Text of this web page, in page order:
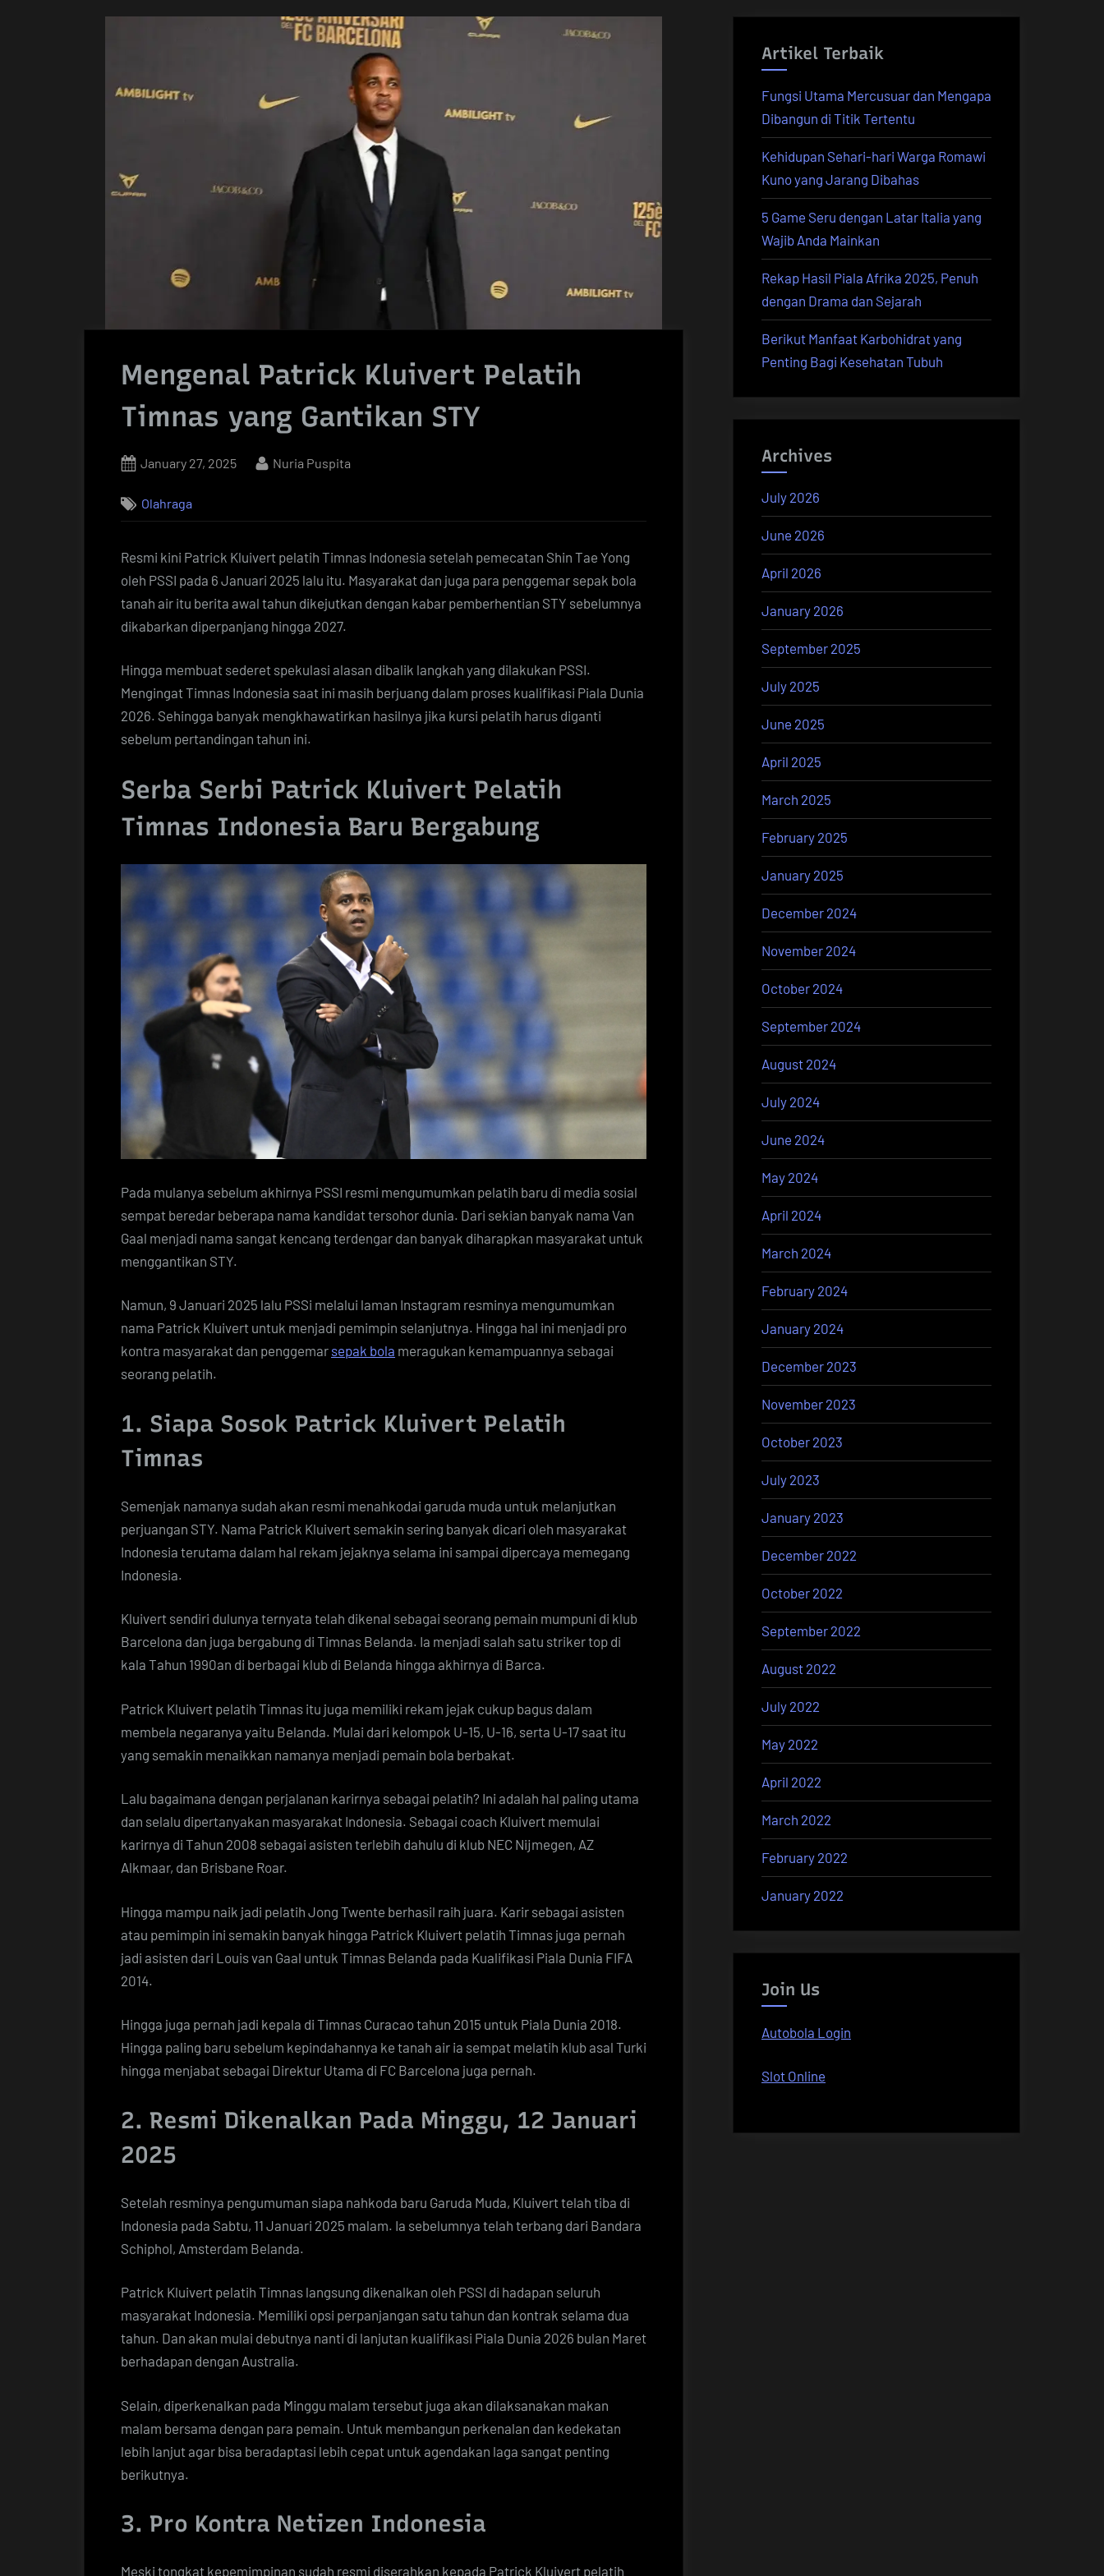
Mengenal Patrick Kluivert Pelatih
Timnas yang Gantikan STY
Posted
January 27, 2025 By
Nuria Puspita
Olahraga
Resmi kini Patrick Kluivert pelatih Timnas Indonesia setelah pemecatan Shin Tae Yong
oleh PSSI pada 6 Januari 2025 lalu itu. Masyarakat dan juga para penggemar sepak bola
tanah air itu berita awal tahun dikejutkan dengan kabar pemberhentian STY sebelumnya
dikabarkan diperpanjang hingga 2027.
Hingga membuat sederet spekulasi alasan dibalik langkah yang dilakukan PSSI.
Mengingat Timnas Indonesia saat ini masih berjuang dalam proses kualifikasi Piala Dunia
2026. Sehingga banyak mengkhawatirkan hasilnya jika kursi pelatih harus diganti
sebelum pertandingan tahun ini.
Serba Serbi Patrick Kluivert Pelatih
Timnas Indonesia Baru Bergabung
Pada mulanya sebelum akhirnya PSSI resmi mengumumkan pelatih baru di media sosial
sempat beredar beberapa nama kandidat tersohor dunia. Dari sekian banyak nama Van
Gaal menjadi nama sangat kencang terdengar dan banyak diharapkan masyarakat untuk
menggantikan STY.
Namun, 9 Januari 2025 lalu PSSi melalui laman Instagram resminya mengumumkan
nama Patrick Kluivert untuk menjadi pemimpin selanjutnya. Hingga hal ini menjadi pro
kontra masyarakat dan penggemar sepak bola meragukan kemampuannya sebagai
seorang pelatih.
1. Siapa Sosok Patrick Kluivert Pelatih
Timnas
Semenjak namanya sudah akan resmi menahkodai garuda muda untuk melanjutkan
perjuangan STY. Nama Patrick Kluivert semakin sering banyak dicari oleh masyarakat
Indonesia terutama dalam hal rekam jejaknya selama ini sampai dipercaya memegang
Indonesia.
Kluivert sendiri dulunya ternyata telah dikenal sebagai seorang pemain mumpuni di klub
Barcelona dan juga bergabung di Timnas Belanda. Ia menjadi salah satu striker top di
kala Tahun 1990an di berbagai klub di Belanda hingga akhirnya di Barca.
Patrick Kluivert pelatih Timnas itu juga memiliki rekam jejak cukup bagus dalam
membela negaranya yaitu Belanda. Mulai dari kelompok U-15, U-16, serta U-17 saat itu
yang semakin menaikkan namanya menjadi pemain bola berbakat.
Lalu bagaimana dengan perjalanan karirnya sebagai pelatih? Ini adalah hal paling utama
dan selalu dipertanyakan masyarakat Indonesia. Sebagai coach Kluivert memulai
karirnya di Tahun 2008 sebagai asisten terlebih dahulu di klub NEC Nijmegen, AZ
Alkmaar, dan Brisbane Roar.
Hingga mampu naik jadi pelatih Jong Twente berhasil raih juara. Karir sebagai asisten
atau pemimpin ini semakin banyak hingga Patrick Kluivert pelatih Timnas juga pernah
jadi asisten dari Louis van Gaal untuk Timnas Belanda pada Kualifikasi Piala Dunia FIFA
2014.
Hingga juga pernah jadi kepala di Timnas Curacao tahun 2015 untuk Piala Dunia 2018.
Hingga paling baru sebelum kepindahannya ke tanah air ia sempat melatih klub asal Turki
hingga menjabat sebagai Direktur Utama di FC Barcelona juga pernah.
2. Resmi Dikenalkan Pada Minggu, 12 Januari
2025
Setelah resminya pengumuman siapa nahkoda baru Garuda Muda, Kluivert telah tiba di
Indonesia pada Sabtu, 11 Januari 2025 malam. Ia sebelumnya telah terbang dari Bandara
Schiphol, Amsterdam Belanda.
Patrick Kluivert pelatih Timnas langsung dikenalkan oleh PSSI di hadapan seluruh
masyarakat Indonesia. Memiliki opsi perpanjangan satu tahun dan kontrak selama dua
tahun. Dan akan mulai debutnya nanti di lanjutan kualifikasi Piala Dunia 2026 bulan Maret
berhadapan dengan Australia.
Selain, diperkenalkan pada Minggu malam tersebut juga akan dilaksanakan makan
malam bersama dengan para pemain. Untuk membangun perkenalan dan kedekatan
lebih lanjut agar bisa beradaptasi lebih cepat untuk agendakan laga sangat penting
berikutnya.
3. Pro Kontra Netizen Indonesia
Meski tongkat kepemimpinan sudah resmi diserahkan kepada Patrick Kluivert pelatih
Artikel Terbaik
Fungsi Utama Mercusuar dan Mengapa
Dibangun di Titik Tertentu
Kehidupan Sehari-hari Warga Romawi
Kuno yang Jarang Dibahas
5 Game Seru dengan Latar Italia yang
Wajib Anda Mainkan
Rekap Hasil Piala Afrika 2025, Penuh
dengan Drama dan Sejarah
Berikut Manfaat Karbohidrat yang
Penting Bagi Kesehatan Tubuh
Archives
July 2026
June 2026
April 2026
January 2026
September 2025
July 2025
June 2025
April 2025
March 2025
February 2025
January 2025
December 2024
November 2024
October 2024
September 2024
August 2024
July 2024
June 2024
May 2024
April 2024
March 2024
February 2024
January 2024
December 2023
November 2023
October 2023
July 2023
January 2023
December 2022
October 2022
September 2022
August 2022
July 2022
May 2022
April 2022
March 2022
February 2022
January 2022
Join Us
Autobola Login
Slot Online